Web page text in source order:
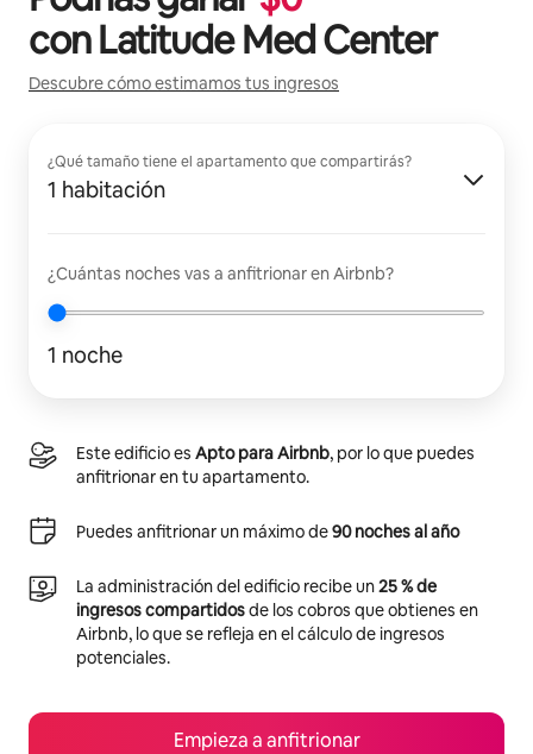
conLatitude Med Center
Descubre cómo estimamos tus ingresos
¿Qué tamaño tiene el apartamento que compartirás?
1 habitación
¿Cuántas noches vas a anfitrionar en Airbnb?
1 noche
Este edificio es Apto para Airbnb, por lo que puedes
anfitrionar en tu apartamento.
Puedes anfitrionar un máximo de90 noches al año
La administración del edificio recibe un25 % de
ingresos compartidosde los cobros que obtienes en
Airbnb, lo que se refleja en el cálculo de ingresos
potenciales.
Empieza a anfitrionar